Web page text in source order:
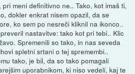
meni definitivno ne.. Tako, kot imaš ti,
dokler enkrat nisem opazil, da se
ko sem po nesreči kliknil na ikonco..
nastavitve: tako kot pri tebi.. Klic
Spremenili so tako, in nas seveda
spletni srtani o tej spremembi..
tako, je bil, da so tako pomagali
uporabnikom, ki niso vedeli, kaj te